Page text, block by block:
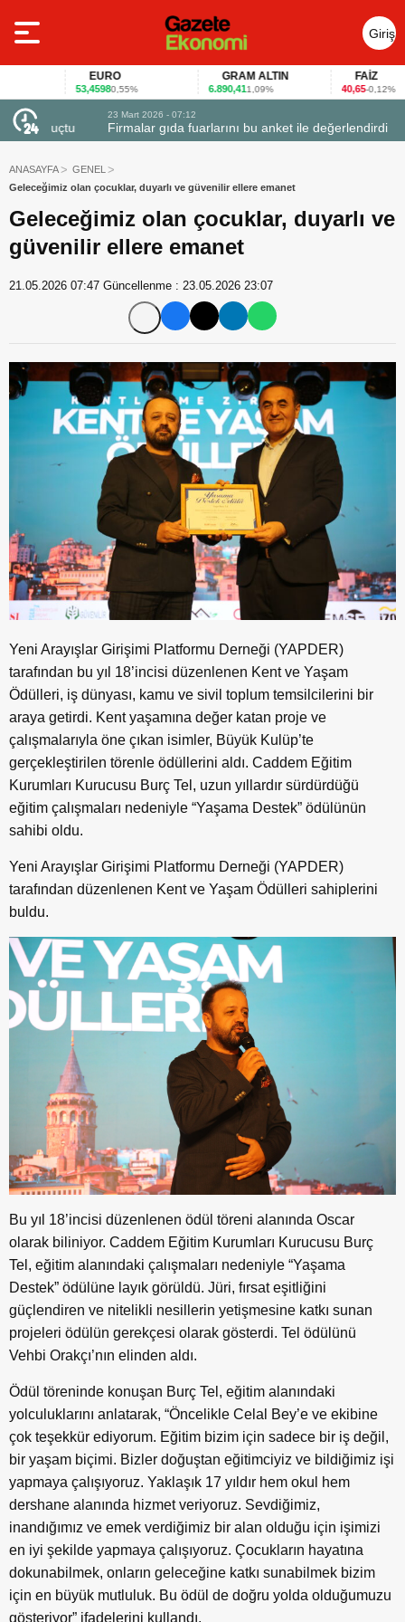
Giriş
Yap
53,45980,55%
GRAM ALTIN
6.890,411,09% -0,12%
23 Mart 2026 - 07:12
Firmalar gıda fuarlarını bu anket ile değerlendirdi
ANASAYFA
GENEL
Geleceğimiz olan çocuklar, duyarlı ve güvenilir ellere emanet
Geleceğimiz olan çocuklar, duyarlı ve
güvenilir ellere emanet
21.05.2026 07:47 Güncellenme : 23.05.2026 23:07
Yeni Arayışlar Girişimi Platformu Derneği (YAPDER)
tarafından bu yıl 18’incisi düzenlenen Kent ve Yaşam
Ödülleri, iş dünyası, kamu ve sivil toplum temsilcilerini bir
araya getirdi. Kent yaşamına değer katan proje ve
çalışmalarıyla öne çıkan isimler, Büyük Kulüp’te
gerçekleştirilen törenle ödüllerini aldı. Caddem Eğitim
Kurumları Kurucusu Burç Tel, uzun yıllardır sürdürdüğü
eğitim çalışmaları nedeniyle “Yaşama Destek” ödülünün
sahibi oldu.
Yeni Arayışlar Girişimi Platformu Derneği (YAPDER)
tarafından düzenlenen Kent ve Yaşam Ödülleri sahiplerini
buldu.
Bu yıl 18’incisi düzenlenen ödül töreni alanında Oscar
olarak biliniyor. Caddem Eğitim Kurumları Kurucusu Burç
Tel, eğitim alanındaki çalışmaları nedeniyle “Yaşama
Destek” ödülüne layık görüldü. Jüri, fırsat eşitliğini
güçlendiren ve nitelikli nesillerin yetişmesine katkı sunan
projeleri ödülün gerekçesi olarak gösterdi. Tel ödülünü
Vehbi Orakçı’nın elinden aldı.
Ödül töreninde konuşan Burç Tel, eğitim alanındaki
yolculuklarını anlatarak, “Öncelikle Celal Bey’e ve ekibine
çok teşekkür ediyorum. Eğitim bizim için sadece bir iş değil,
bir yaşam biçimi. Bizler doğuştan eğitimciyiz ve bildiğimiz işi
yapmaya çalışıyoruz. Yaklaşık 17 yıldır hem okul hem
dershane alanında hizmet veriyoruz. Sevdiğimiz,
inandığımız ve emek verdiğimiz bir alan olduğu için işimizi
en iyi şekilde yapmaya çalışıyoruz. Çocukların hayatına
dokunabilmek, onların geleceğine katkı sunabilmek bizim
için en büyük mutluluk. Bu ödül de doğru yolda olduğumuzu
gösteriyor” ifadelerini kullandı.